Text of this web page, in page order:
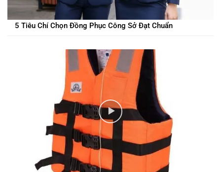
5 Tiêu Chí Chọn Đồng Phục Công Sở Đạt Chuẩn